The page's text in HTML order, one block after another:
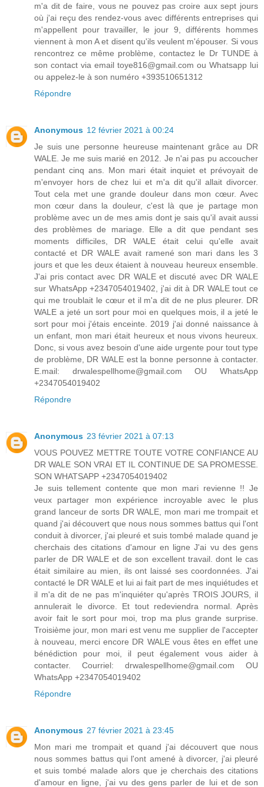
m'a dit de faire, vous ne pouvez pas croire aux sept jours
où j'ai reçu des rendez-vous avec différents entreprises qui
m'appellent pour travailler, le jour 9, différents hommes
viennent à mon A et disent qu'ils veulent m'épouser. Si vous
rencontrez ce même problème, contactez le Dr TUNDE à
son contact via email toye816@gmail.com ou Whatsapp lui
ou appelez-le à son numéro +393510651312
Répondre
Anonymous 12 février 2021 à 00:24
Je suis une personne heureuse maintenant grâce au DR
WALE. Je me suis marié en 2012. Je n'ai pas pu accoucher
pendant cinq ans. Mon mari était inquiet et prévoyait de
m'envoyer hors de chez lui et m'a dit qu'il allait divorcer.
Tout cela met une grande douleur dans mon cœur. Avec
mon cœur dans la douleur, c'est là que je partage mon
problème avec un de mes amis dont je sais qu'il avait aussi
des problèmes de mariage. Elle a dit que pendant ses
moments difficiles, DR WALE était celui qu'elle avait
contacté et DR WALE avait ramené son mari dans les 3
jours et que les deux étaient à nouveau heureux ensemble.
J'ai pris contact avec DR WALE et discuté avec DR WALE
sur WhatsApp +2347054019402, j'ai dit à DR WALE tout ce
qui me troublait le cœur et il m'a dit de ne plus pleurer. DR
WALE a jeté un sort pour moi en quelques mois, il a jeté le
sort pour moi j'étais enceinte. 2019 j'ai donné naissance à
un enfant, mon mari était heureux et nous vivons heureux.
Donc, si vous avez besoin d'une aide urgente pour tout type
de problème, DR WALE est la bonne personne à contacter.
E.mail: drwalespellhome@gmail.com OU WhatsApp
+2347054019402
Répondre
Anonymous 23 février 2021 à 07:13
VOUS POUVEZ METTRE TOUTE VOTRE CONFIANCE AU
DR WALE SON VRAI ET IL CONTINUE DE SA PROMESSE.
SON WHATSAPP +2347054019402
Je suis tellement contente que mon mari revienne !! Je
veux partager mon expérience incroyable avec le plus
grand lanceur de sorts DR WALE, mon mari me trompait et
quand j'ai découvert que nous nous sommes battus qui l'ont
conduit à divorcer, j'ai pleuré et suis tombé malade quand je
cherchais des citations d'amour en ligne J'ai vu des gens
parler de DR WALE et de son excellent travail. dont le cas
était similaire au mien, ils ont laissé ses coordonnées. J'ai
contacté le DR WALE et lui ai fait part de mes inquiétudes et
il m'a dit de ne pas m'inquiéter qu'après TROIS JOURS, il
annulerait le divorce. Et tout redeviendra normal. Après
avoir fait le sort pour moi, trop ma plus grande surprise.
Troisième jour, mon mari est venu me supplier de l'accepter
à nouveau, merci encore DR WALE vous êtes en effet une
bénédiction pour moi, il peut également vous aider à
contacter. Courriel: drwalespellhome@gmail.com OU
WhatsApp +2347054019402
Répondre
Anonymous 27 février 2021 à 23:45
Mon mari me trompait et quand j'ai découvert que nous
nous sommes battus qui l'ont amené à divorcer, j'ai pleuré
et suis tombé malade alors que je cherchais des citations
d'amour en ligne, j'ai vu des gens parler de lui et de son